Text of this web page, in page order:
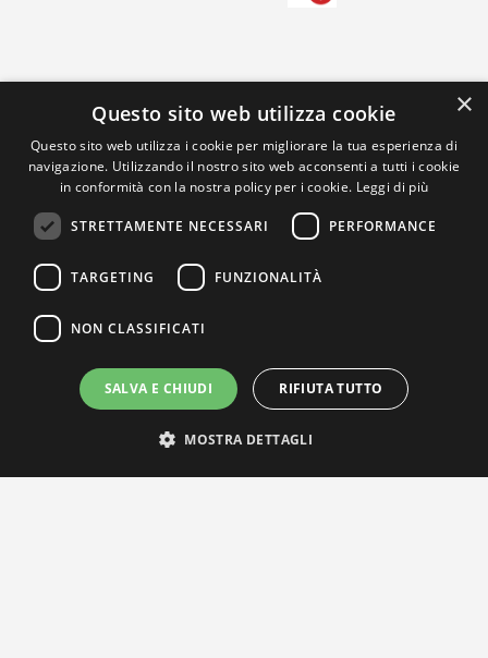
×
Questo sito web utilizza cookie
Questo sito web utilizza i cookie per migliorare la tua esperienza di
navigazione. Utilizzando il nostro sito web acconsenti a tutti i cookie
in conformità con la nostra policy per i cookie. Leggi di più
STRETTAMENTE NECESSARI PERFORMANCE
TARGETING FUNZIONALITÀ
NON CLASSIFICATI
SALVA E CHIUDI RIFIUTA TUTTO
MOSTRA DETTAGLI